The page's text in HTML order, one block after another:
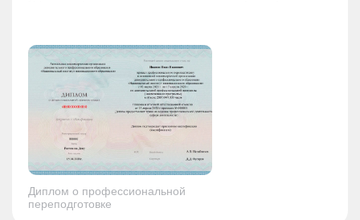
Диплом о профессиональной
переподготовке